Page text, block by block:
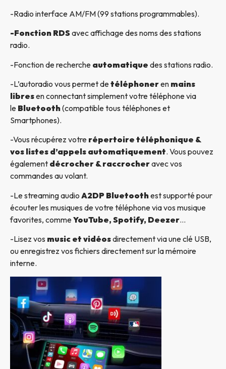
-Radio interface AM/FM (99 stations programmables).
-Fonction RDSavec affichage des noms des stations
radio.
-Fonction de recherche automatique des stations radio.
-L’autoradio vous permet detéléphoneren mains
libresen connectant simplement votre téléphone via
le Bluetooth(compatible tous téléphones et
Smartphones).
-Vous récupérez votre répertoire téléphonique &
vos listes d’appels automatiquement. Vous pouvez
également décrocher & raccrocheravec vos
commandes au volant.
-Le streaming audio A2DP Bluetoothest supporté pour
écouter les musiques de votre téléphone via vos musique
favorites, commeYouTube, Spotify, Deezer…
-Lisez vos music et vidéosdirectement via une clé USB,
ou enregistrez vos fichiers directement sur la mémoire
interne.